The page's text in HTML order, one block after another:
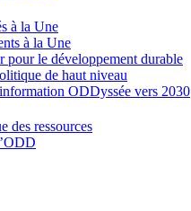
à la Une
à la Une
pour le développement durable
de haut niveau
ODDyssée vers 2030
des ressources